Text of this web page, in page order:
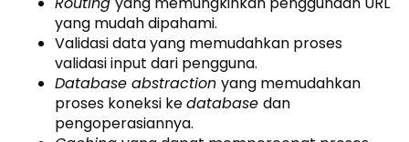
yang mudah dipahami.
Validasi data yang memudahkan proses
validasi input dari pengguna.
Database abstraction yang memudahkan
proses koneksi kedatabase dan
pengoperasiannya.